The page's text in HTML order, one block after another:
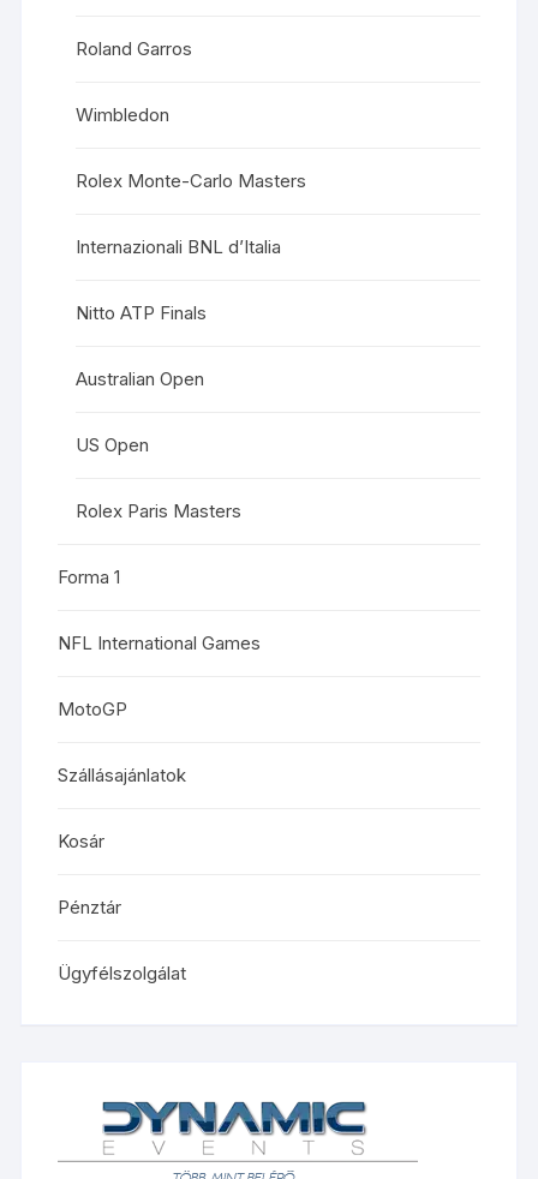
Roland Garros
Wimbledon
Rolex Monte-Carlo Masters
Internazionali BNL d’Italia
Nitto ATP Finals
Australian Open
US Open
Rolex Paris Masters
Forma 1
NFL International Games
MotoGP
Szállásajánlatok
Kosár
Pénztár
Ügyfélszolgálat